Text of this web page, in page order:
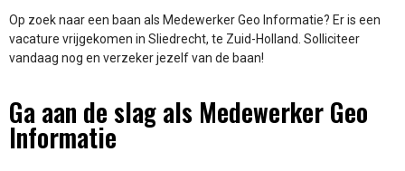
Op zoek naar een baan als Medewerker Geo Informatie? Er is een
vacature vrijgekomen in Sliedrecht, te Zuid-Holland. Solliciteer
vandaag nog en verzeker jezelf van de baan!
Ga aan de slag als Medewerker Geo
Informatie